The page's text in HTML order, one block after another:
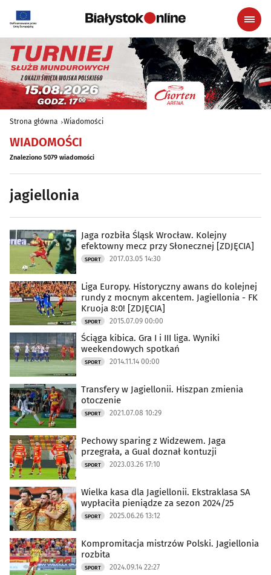
Strona główna Wiadomości
WIADOMOŚCI
Znaleziono 5079 wiadomości
jagiellonia
Jaga rozbiła Śląsk Wrocław. Kolejny
efektowny mecz przy Słonecznej [ZDJĘCIA]
SPORT 2017.03.05 14:30
Liga Europy. Historyczny awans do kolejnej
rundy z mocnym akcentem. Jagiellonia - FK
Kruoja 8:0! [ZDJĘCIA]
SPORT 2015.07.09 00:00
Ściąga kibica. Gra I i III liga. Wyniki
weekendowych spotkań
SPORT 2014.11.14 00:00
Transfery w Jagiellonii. Hiszpan zmienia
otoczenie
SPORT 2021.07.08 10:29
Pechowy sparing z Widzewem. Jaga
przegrała, a Gual doznał kontuzji
SPORT 2023.03.26 17:10
Wielka kasa dla Jagiellonii. Ekstraklasa SA
wypłaciła pieniądze za sezon 2024/25
SPORT 2025.06.26 13:12
Kompromitacja mistrzów Polski. Jagiellonia
rozbita
SPORT 2024.09.14 22:27